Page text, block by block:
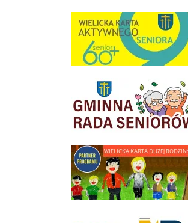
link do strony Wielicka Karta Aktywnego
link do strony Gminnej Rady Seniorow -
link do strony - Wielicka Karta Dużej